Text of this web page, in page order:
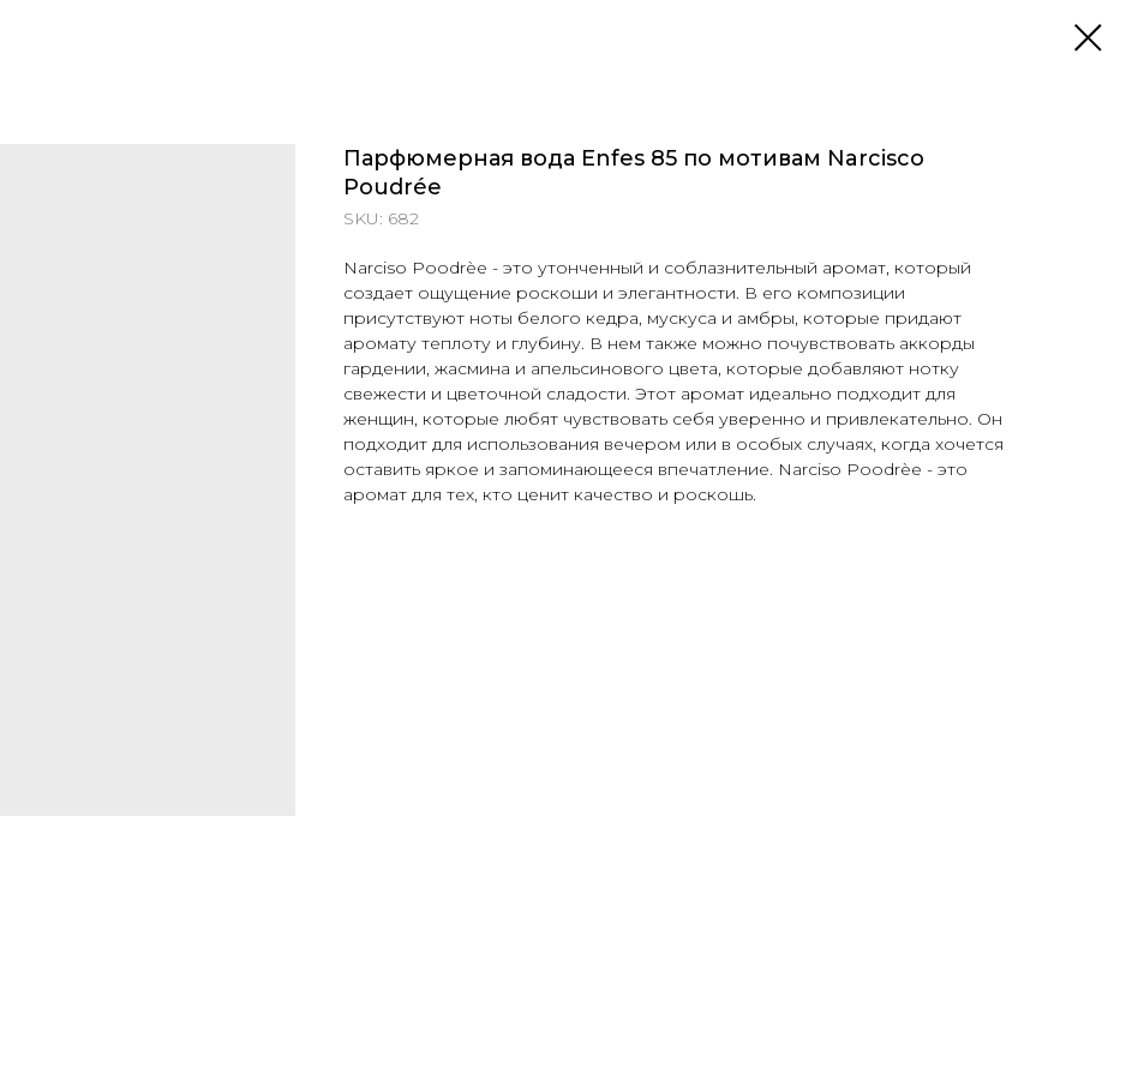
Парфюмерная вода Enfes 85 по мотивам Narcisco
Poudrée
SKU: 682
Narciso Poodrèe - это утонченный и соблазнительный аромат, который
создает ощущение роскоши и элегантности. В его композиции
присутствуют ноты белого кедра, мускуса и амбры, которые придают
аромату теплоту и глубину. В нем также можно почувствовать аккорды
гардении, жасмина и апельсинового цвета, которые добавляют нотку
свежести и цветочной сладости. Этот аромат идеально подходит для
женщин, которые любят чувствовать себя уверенно и привлекательно. Он
подходит для использования вечером или в особых случаях, когда хочется
оставить яркое и запоминающееся впечатление. Narciso Poodrèe - это
аромат для тех, кто ценит качество и роскошь.